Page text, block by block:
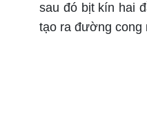
sau đó bịt kín hai
tạo ra đường cong